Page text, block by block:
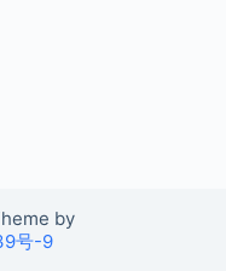
by
号-9